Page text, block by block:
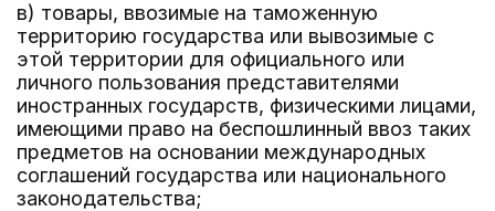
в) товары, ввозимые на таможенную
территорию государства или вывозимые с
этой территории для официального или
личного пользования представителями
иностранных государств, физическими лицами,
имеющими право на беспошлинный ввоз таких
предметов на основании международных
соглашений государства или национального
законодательства;